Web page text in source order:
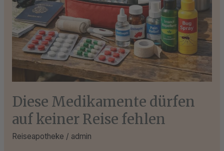
Diese Medikamente dürfen
auf keiner Reise fehlen
Reiseapotheke / admin